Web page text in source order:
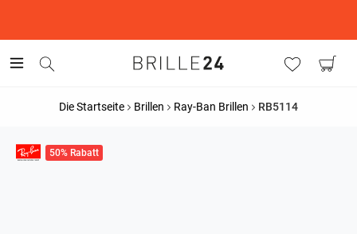
Die Startseite Brillen Ray-Ban Brillen RB5114
50% Rabatt